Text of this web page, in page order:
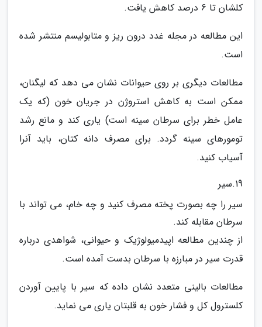
کلشان تا 6 درصد کاهش یافت.
این مطالعه در مجله غدد درون ریز و متابولیسم منتشر شده
است.
مطالعات دیگری بر روی حیوانات نشان می دهد که لیگنان،
ممکن است به کاهش استروژن در جریان خون (که یک
عامل خطر برای سرطان سینه است) یاری کند و مانع رشد
تومورهای سینه گردد. برای مصرف دانه کتان، باید آنرا
آسیاب کنید.
19.سیر
سیر را چه بصورت پخته مصرف کنید و چه خام، می تواند با
سرطان مقابله کند.
از چندین مطالعه اپیدمیولوژیک و حیوانی، شواهدی درباره
قدرت سیر در مبارزه با سرطان بدست آمده است.
مطالعات بالینی متعدد نشان داده که سیر با پایین آوردن
کلسترول کل و فشار خون به قلبتان یاری می نماید.